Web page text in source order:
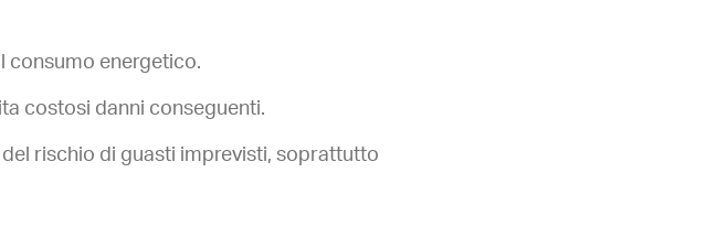
consumo energetico.
costosi danni conseguenti.
rischio di guasti imprevisti, soprattutto